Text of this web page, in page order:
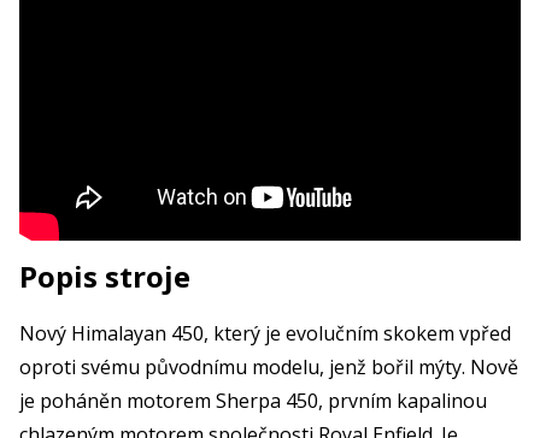
Popis stroje
Nový Himalayan 450, který je evolučním skokem vpřed
oproti svému původnímu modelu, jenž bořil mýty. Nově
je poháněn motorem Sherpa 450, prvním kapalinou